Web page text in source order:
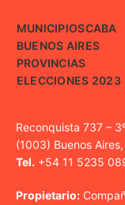
MUNICIPIOSCABA
BUENOS AIRES
PROVINCIAS
ELECCIONES 2023
Reconquista 737 –
(1003) Buenos
Tel. +54 11 5235
Propietario: